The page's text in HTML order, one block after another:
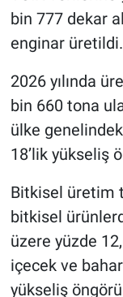
bin 777 dekar
enginar üretildi.
2026 yılında
bin 660 tona
ülke
18’lik yükseliş
Bitkisel üretim
bitkisel
üzere yüzde
içecek ve
yükseliş